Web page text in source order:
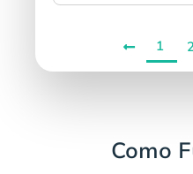
1
Como